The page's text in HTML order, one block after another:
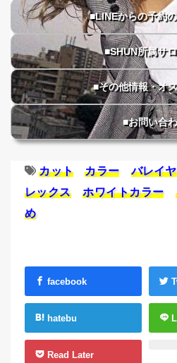
■LINEからの予約
■SHUN所属サ
■その他情報・オ
■お問い合
カット カラー バレイ
レックス
ホワイトカラー
め
facebook
hatebu
Read Later